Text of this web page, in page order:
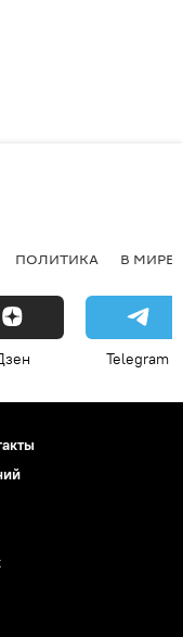
ПОЛИТИКА В МИРЕ
Telegram